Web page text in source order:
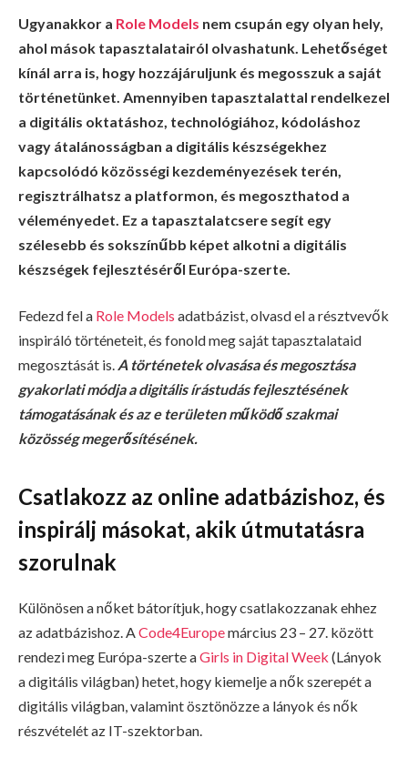
Ugyanakkor a Role Models nem csupán egy olyan hely,
ahol mások tapasztalatairól olvashatunk. Lehetőséget
kínál arra is, hogy hozzájáruljunk és megosszuk a saját
történetünket. Amennyiben tapasztalattal rendelkezel
a digitális oktatáshoz, technológiához, kódoláshoz
vagy átalánosságban a digitális készségekhez
kapcsolódó közösségi kezdeményezések terén,
regisztrálhatsz a platformon, és megoszthatod a
véleményedet. Ez a tapasztalatcsere segít egy
szélesebb és sokszínűbb képet alkotni a digitális
készségek fejlesztéséről Európa-szerte.
Fedezd fel a Role Models adatbázist, olvasd el a résztvevők
inspiráló történeteit, és fonold meg saját tapasztalataid
megosztását is. A történetek olvasása és megosztása
gyakorlati módja a digitális írástudás fejlesztésének
támogatásának és az e területen működő szakmai
közösség megerősítésének.
Csatlakozz az online adatbázishoz, és
inspirálj másokat, akik útmutatásra
szorulnak
Különösen a nőket bátorítjuk, hogy csatlakozzanak ehhez
az adatbázishoz. ACode4Europemárcius 23 – 27. között
rendezi meg Európa-szerte aGirls in Digital Week (Lányok
a digitális világban) hetet, hogy kiemelje a nők szerepét a
digitális világban, valamint ösztönözze a lányok és nők
részvételét az IT-szektorban.